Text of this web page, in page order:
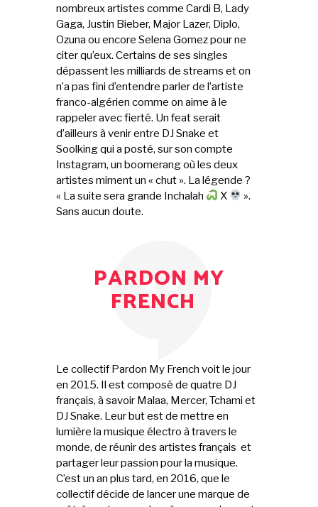
nombreux artistes comme Cardi B, Lady
Gaga, Justin Bieber, Major Lazer, Diplo,
Ozuna ou encore Selena Gomez pour ne
citer qu’eux. Certains de ses singles
dépassent les milliards de streams et on
n’a pas fini d’entendre parler de l’artiste
franco-algérien comme on aime à le
rappeler avec fierté. Un feat serait
d’ailleurs à venir entre DJ Snake et
Soolking qui a posté, sur son compte
Instagram, un boomerang où les deux
artistes miment un « chut ». La légende ?
« La suite sera grande Inchalah
X
».
Sans aucun doute.
PARDON MY
FRENCH
Le collectif Pardon My French voit le jour
en 2015. Il est composé de quatre DJ
français, à savoir Malaa, Mercer, Tchami et
DJ Snake. Leur but est de mettre en
lumière la musique électro à travers le
monde, de réunir des artistes français et
partager leur passion pour la musique.
C’est un an plus tard, en 2016, que le
collectif décide de lancer une marque de